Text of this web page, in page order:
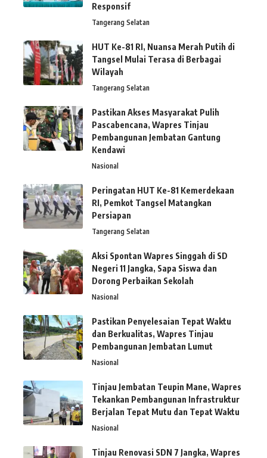
Responsif
Tangerang Selatan
HUT Ke-81 RI, Nuansa Merah Putih di
Tangsel Mulai Terasa di Berbagai
Wilayah
Tangerang Selatan
Pastikan Akses Masyarakat Pulih
Pascabencana, Wapres Tinjau
Pembangunan Jembatan Gantung
Kendawi
Nasional
Peringatan HUT Ke-81 Kemerdekaan
RI, Pemkot Tangsel Matangkan
Persiapan
Tangerang Selatan
Aksi Spontan Wapres Singgah di SD
Negeri 11 Jangka, Sapa Siswa dan
Dorong Perbaikan Sekolah
Nasional
Pastikan Penyelesaian Tepat Waktu
dan Berkualitas, Wapres Tinjau
Pembangunan Jembatan Lumut
Nasional
Tinjau Jembatan Teupin Mane, Wapres
Tekankan Pembangunan Infrastruktur
Berjalan Tepat Mutu dan Tepat Waktu
Nasional
Tinjau Renovasi SDN 7 Jangka, Wapres